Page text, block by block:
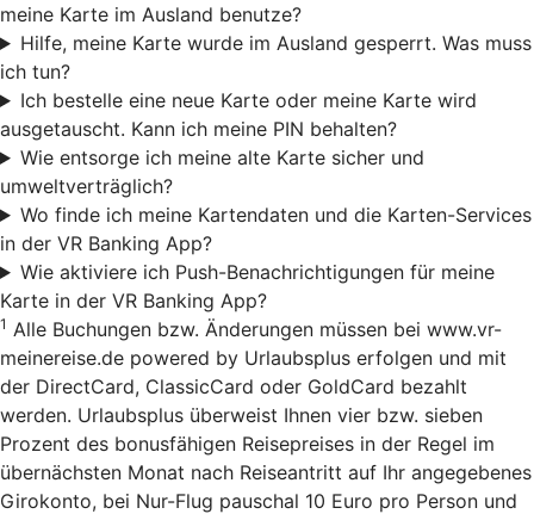
meine Karte im Ausland benutze?
Hilfe, meine Karte wurde im Ausland gesperrt. Was muss
ich tun?
Ich bestelle eine neue Karte oder meine Karte wird
ausgetauscht. Kann ich meine PIN behalten?
Wie entsorge ich meine alte Karte sicher und
umweltverträglich?
Wo finde ich meine Kartendaten und die Karten-Services
in der VR Banking App?
Wie aktiviere ich Push-Benachrichtigungen für meine
Karte in der VR Banking App?
1 Alle Buchungen bzw. Änderungen müssen bei www.vr-
meinereise.de powered by Urlaubsplus erfolgen und mit
der DirectCard, ClassicCard oder GoldCard bezahlt
werden. Urlaubsplus überweist Ihnen vier bzw. sieben
Prozent des bonusfähigen Reisepreises in der Regel im
übernächsten Monat nach Reiseantritt auf Ihr angegebenes
Girokonto, bei Nur-Flug pauschal 10 Euro pro Person und